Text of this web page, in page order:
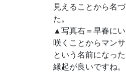
見えることから名
た。
▲写真右＝早春に
咲くことからマンサ
という名前になった
縁起が良いですね。